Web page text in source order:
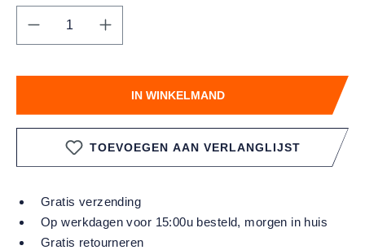
Producthoeveelheid: Voer de gewenste
IN WINKELMAND
TOEVOEGEN AAN VERLANGLIJST
Gratis verzending
Op werkdagen voor 15:00u besteld, morgen in huis
Gratis retourneren